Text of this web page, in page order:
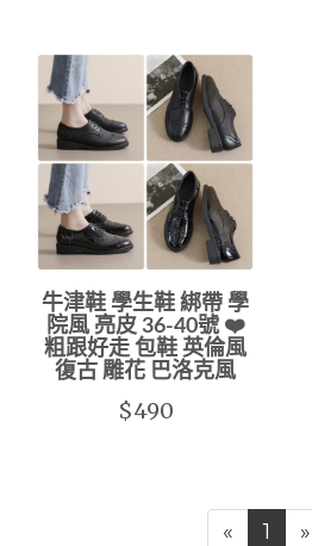
牛津鞋 學生鞋 綁帶 學
院風 亮皮 36-40號 ❤️
粗跟好走 包鞋 英倫風
復古 雕花 巴洛克風
$490
« 1 »